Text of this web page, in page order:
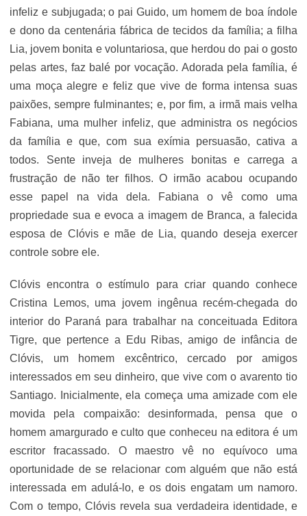
infeliz e subjugada; o pai Guido, um homem de boa índole
e dono da centenária fábrica de tecidos da família; a filha
Lia, jovem bonita e voluntariosa, que herdou do pai o gosto
pelas artes, faz balé por vocação. Adorada pela família, é
uma moça alegre e feliz que vive de forma intensa suas
paixões, sempre fulminantes; e, por fim, a irmã mais velha
Fabiana, uma mulher infeliz, que administra os negócios
da família e que, com sua exímia persuasão, cativa a
todos. Sente inveja de mulheres bonitas e carrega a
frustração de não ter filhos. O irmão acabou ocupando
esse papel na vida dela. Fabiana o vê como uma
propriedade sua e evoca a imagem de Branca, a falecida
esposa de Clóvis e mãe de Lia, quando deseja exercer
controle sobre ele.
Clóvis encontra o estímulo para criar quando conhece
Cristina Lemos, uma jovem ingênua recém-chegada do
interior do Paraná para trabalhar na conceituada Editora
Tigre, que pertence a Edu Ribas, amigo de infância de
Clóvis, um homem excêntrico, cercado por amigos
interessados em seu dinheiro, que vive com o avarento tio
Santiago. Inicialmente, ela começa uma amizade com ele
movida pela compaixão: desinformada, pensa que o
homem amargurado e culto que conheceu na editora é um
escritor fracassado. O maestro vê no equívoco uma
oportunidade de se relacionar com alguém que não está
interessada em adulá-lo, e os dois engatam um namoro.
Com o tempo, Clóvis revela sua verdadeira identidade, e